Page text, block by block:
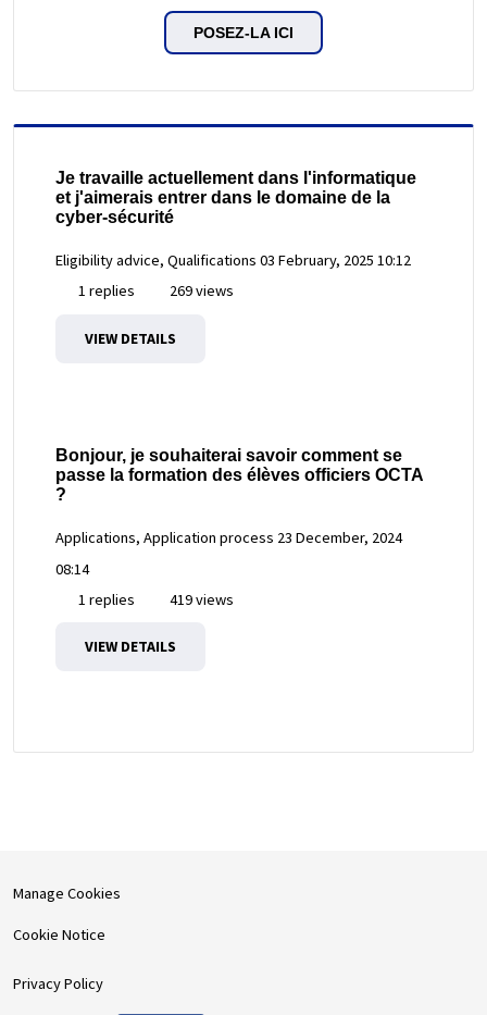
POSEZ-LA ICI
Je travaille actuellement dans l'informatique
et j'aimerais entrer dans le domaine de la
cyber-sécurité
Eligibility advice, Qualifications 03 February, 2025 10:12
1 replies
269 views
VIEW DETAILS
Bonjour, je souhaiterai savoir comment se
passe la formation des élèves officiers OCTA
?
Applications, Application process 23 December, 2024
08:14
1 replies
419 views
VIEW DETAILS
Manage Cookies
Cookie Notice
Privacy Policy